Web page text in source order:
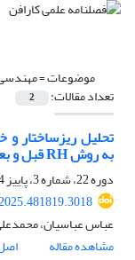
موضوعات =
تعداد مقالات: 2
تحلیل ریزساختار
به روش RH قبل و بعد از نورد
دوره 22، شماره 3، پاییز 1404، صفحه
عباس عباسیان،
مشاهده مقاله